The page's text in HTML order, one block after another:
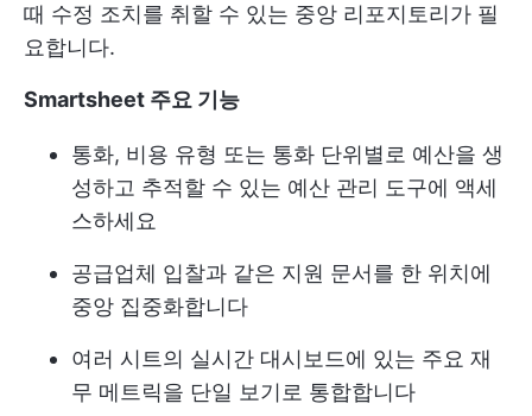
때 수정 조치를 취할 수 있는 중앙 리포지토리가 필
요합니다.
Smartsheet 주요 기능
통화, 비용 유형 또는 통화 단위별로 예산을 생
성하고 추적할 수 있는 예산 관리 도구에 액세
스하세요
공급업체 입찰과 같은 지원 문서를 한 위치에
중앙 집중화합니다
여러 시트의 실시간 대시보드에 있는 주요 재
무 메트릭을 단일 보기로 통합합니다